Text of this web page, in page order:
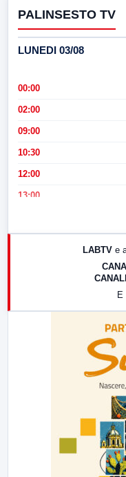
PALINSESTO TV
LUNEDI 03/08
00:00
02:00
09:00
10:30
12:00
13:00
LABTV e
E